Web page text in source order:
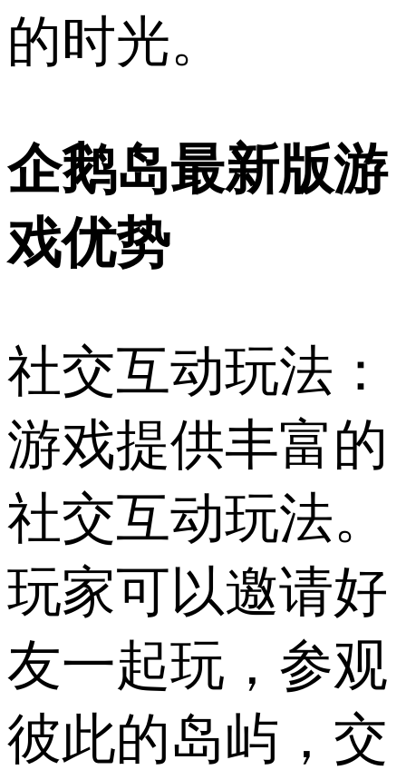
的时光。
企鹅岛最新版游
戏优势
社交互动玩法：
游戏提供丰富的
社交互动玩法。
玩家可以邀请好
友一起玩，参观
彼此的岛屿，交